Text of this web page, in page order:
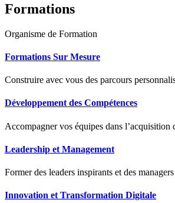
Formations
Organisme de Formation
Formations Sur Mesure
Construire avec vous des parcours
Développement des Compétences
Accompagner vos équipes dans
Leadership et Management
Former des leaders inspirants et des
Innovation et Transformation Digitale